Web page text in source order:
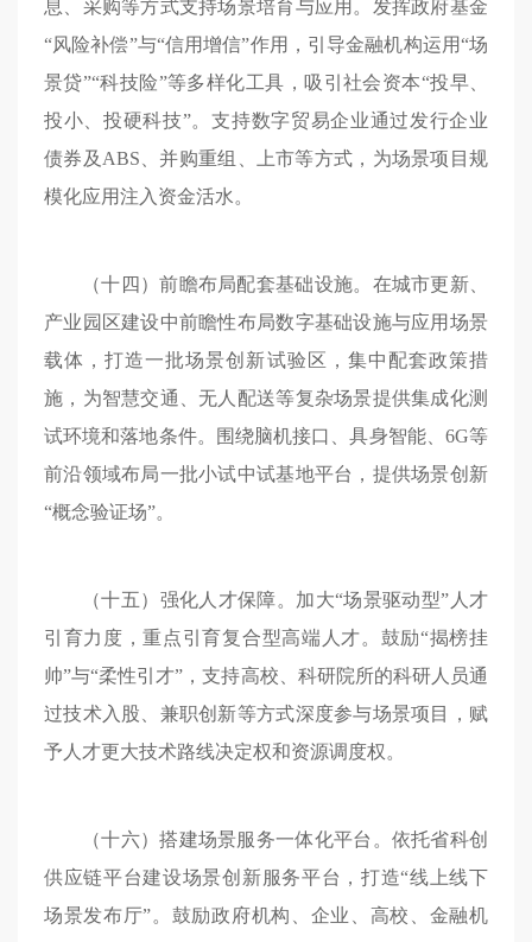
息、采购等方式支持场景培育与应用。发挥政府基金
“风险补偿”与“信用增信”作用，引导金融机构运用“场
景贷”“科技险”等多样化工具，吸引社会资本“投早、
投小、投硬科技”。支持数字贸易企业通过发行企业
债券及ABS、并购重组、上市等方式，为场景项目规
模化应用注入资金活水。
（十四）前瞻布局配套基础设施。在城市更新、
产业园区建设中前瞻性布局数字基础设施与应用场景
载体，打造一批场景创新试验区，集中配套政策措
施，为智慧交通、无人配送等复杂场景提供集成化测
试环境和落地条件。围绕脑机接口、具身智能、6G等
前沿领域布局一批小试中试基地平台，提供场景创新
“概念验证场”。
（十五）强化人才保障。加大“场景驱动型”人才
引育力度，重点引育复合型高端人才。鼓励“揭榜挂
帅”与“柔性引才”，支持高校、科研院所的科研人员通
过技术入股、兼职创新等方式深度参与场景项目，赋
予人才更大技术路线决定权和资源调度权。
（十六）搭建场景服务一体化平台。依托省科创
供应链平台建设场景创新服务平台，打造“线上线下
场景发布厅”。鼓励政府机构、企业、高校、金融机